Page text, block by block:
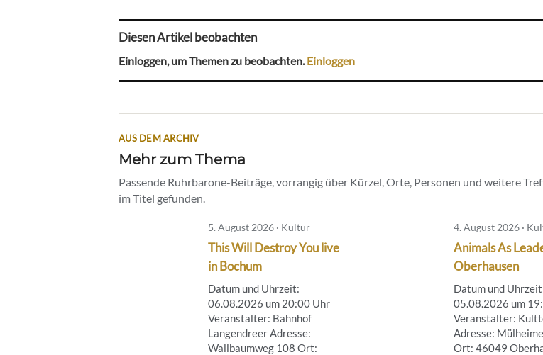
Diesen Artikel beobachten
Einloggen, um Themen zu beobachten.Einloggen
AUS DEM ARCHIV
Mehr zum Thema
Passende Ruhrbarone-Beiträge, vorrangig über Kürzel, Orte, Personen und weitere
im Titel gefunden.
5. August 2026 · Kultur
This Will Destroy You live
in Bochum
Datum und Uhrzeit:
06.08.2026 um 20:00 Uhr
Veranstalter: Bahnhof
Langendreer Adresse:
Wallbaumweg 108 Ort:
4. August 2026 ·
Animals As
Oberhausen
Datum und
05.08.2026 um
Veranstalter:
Adresse:
Ort: 46049